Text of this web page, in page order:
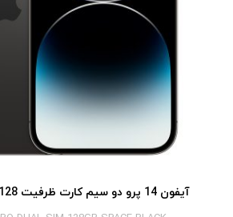
آیفون 14 پرو دو سیم کارت ظرفیت 128 گیگابایت مشکی